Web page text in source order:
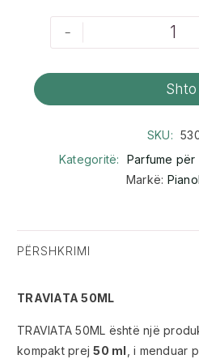
-
Shto
SKU:
Kategoritë:
Parfume për
Markë:
PËRSHKRIMI
TRAVIATA 50ML
TRAVIATA 50ML është një
kompakt prej50 ml , i menduar